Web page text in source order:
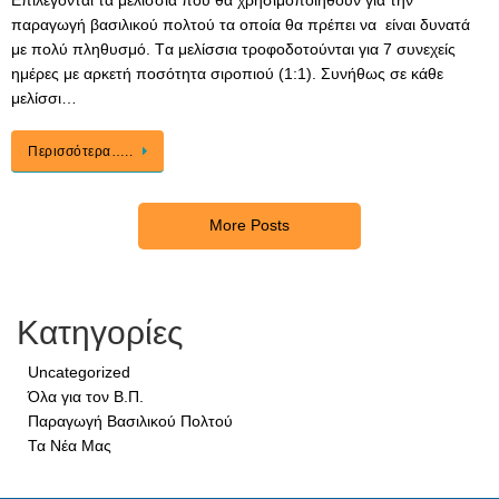
παραγωγή βασιλικού πολτού τα οποία θα πρέπει να είναι δυνατά
με πολύ πληθυσμό. Tα μελίσσια τροφοδοτούνται για 7 συνεχείς
ημέρες με αρκετή ποσότητα σιροπιού (1:1). Συνήθως σε κάθε
μελίσσι…
Περισσότερα…..
More Posts
Κατηγορίες
Uncategorized
Όλα για τον Β.Π.
Παραγωγή Βασιλικού Πολτού
Τα Νέα Μας